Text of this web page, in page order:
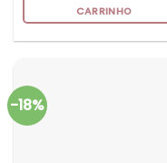
CARRINHO
-18%